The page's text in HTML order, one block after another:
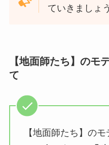
ていきましょ
【地面師たち】のモ
て
【地面師たち】の